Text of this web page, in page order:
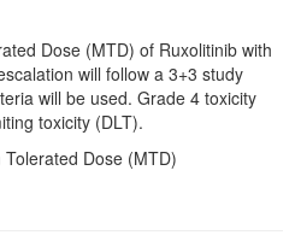
Dose (MTD) of Ruxolitinib with
will follow a 3+3 study
will be used. Grade 4 toxicity
toxicity (DLT).
Dose (MTD)